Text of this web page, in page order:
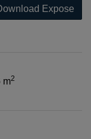
Expose
m2